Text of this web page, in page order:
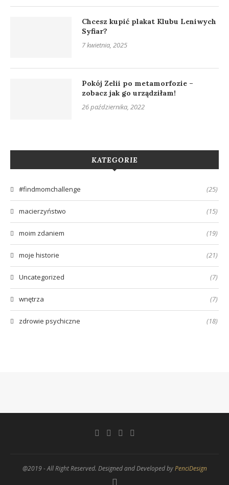
Chcesz kupić plakat Klubu Leniwych
Syfiar?
7 kwietnia, 2025
Pokój Zelii po metamorfozie –
zobacz jak go urządziłam!
26 października, 2022
KATEGORIE
#findmomchallenge (25)
macierzyństwo (15)
moim zdaniem (19)
moje historie (21)
Uncategorized (7)
wnętrza (7)
zdrowie psychiczne (18)
@2019 - All Right Reserved. Designed and Developed byPenciDesign